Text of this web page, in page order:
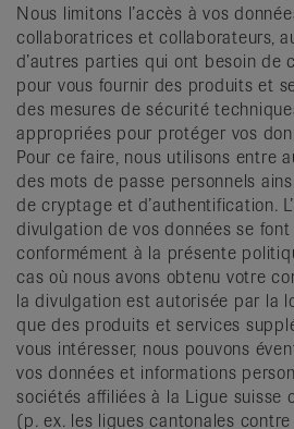
Nous limitons l’accès à vos
collaboratrices et collaborateurs,
d’autres parties qui ont besoin de
pour vous fournir des produits et
des mesures de sécurité
appropriées pour protéger vos
Pour ce faire, nous utilisons entre
des mots de passe personnels
de cryptage et d’authentification.
divulgation de vos données se
conformément à la présente
cas où nous avons obtenu votre
la divulgation est autorisée par la
que des produits et services
vous intéresser, nous pouvons
vos données et informations
sociétés affiliées à la Ligue suisse
(p. ex. les ligues cantonales